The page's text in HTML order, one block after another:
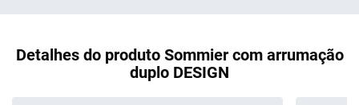
Detalhes do produto Sommier com arrumação
duplo DESIGN